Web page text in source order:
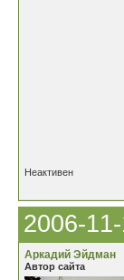
Неактивен
2006-
Аркадий Эйдман
Автор сайта